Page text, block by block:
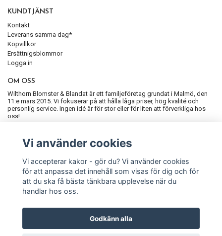
KUNDTJÄNST
Kontakt
Leverans samma dag*
Köpvillkor
Ersättnigsblommor
Logga in
OM OSS
Wilthorn Blomster & Blandat är ett familjeföretag grundat i Malmö, den
11:e mars 2015. Vi fokuserar på att hålla låga priser, hög kvalité och
personlig service. Ingen idé är för stor eller för liten att förverkliga hos
oss!
Vi använder cookies
Vi accepterar kakor - gör du? Vi använder cookies
för att anpassa det innehåll som visas för dig och för
att du ska få bästa tänkbara upplevelse när du
handlar hos oss.
Godkänn alla